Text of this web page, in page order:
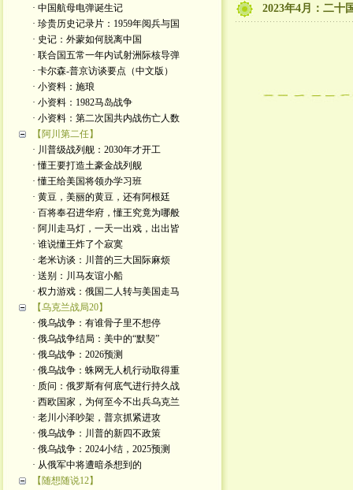
· 中国航母电弹诞生记
· 珍贵历史记录片：1959年阅兵与国
· 史记：外蒙如何脱离中国
· 联合国五常一年内试射洲际核导弹
· 卡尔森-普京访谈要点（中文版）
· 小资料：施琅
· 小资料：1982马岛战争
· 小资料：第二次国共内战伤亡人数
【阿川第二任】
· 川普级战列舰：2030年才开工
· 懂王要打造土豪金战列舰
· 懂王给美国将领办学习班
· 黄豆，美丽的黄豆，还有阿根廷
· 百将奉召进华府，懂王究竟为哪般
· 阿川走马灯，一天一出戏，出出皆
· 谁说懂王炸了个寂寞
· 老米访谈：川普的三大国际麻烦
· 送别：川马友谊小船
· 权力游戏：俄国二人转与美国走马
【乌克兰战局20】
· 俄乌战争：有谁骨子里不想停
· 俄乌战争结局：美中的“默契”
· 俄乌战争：2026预测
· 俄乌战争：蛛网无人机行动取得重
· 质问：俄罗斯有何底气进行持久战
· 西欧国家，为何至今不出兵乌克兰
· 老川小泽吵架，普京抓紧进攻
· 俄乌战争：川普的新四不政策
· 俄乌战争：2024小结，2025预测
· 从俄军中将遭暗杀想到的
【随想随说12】
2023年4月：二十